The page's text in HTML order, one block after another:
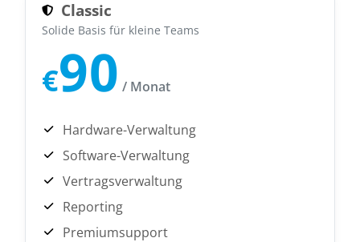
Classic
Solide Basis für kleine Teams
€90 / Monat
Hardware-Verwaltung
Software-Verwaltung
Vertragsverwaltung
Reporting
Premiumsupport